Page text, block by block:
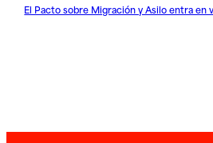
El Pacto sobre Migración y Asilo entra en